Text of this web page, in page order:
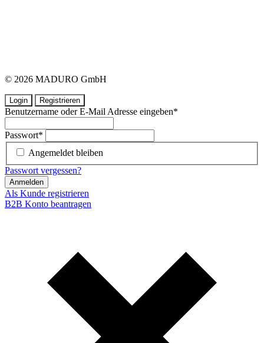
© 2026 MADURO GmbH
Login Registrieren
Benutzername oder E-Mail Adresse eingeben*
Passwort*
Angemeldet bleiben
Passwort vergessen?
Anmelden
Als Kunde registrieren
B2B Konto beantragen